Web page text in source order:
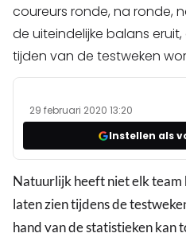
coureurs ronde, na ronde,
de uiteindelijke balans
tijden van de testweken
29 februari 2020 13:20
Instellen als
Natuurlijk heeft niet elk team
laten zien tijdens de
hand van de statistieken kan